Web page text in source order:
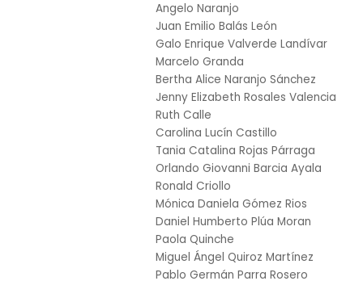
Angelo Naranjo
Juan Emilio Balás León
Galo Enrique Valverde Landívar
Marcelo Granda
Bertha Alice Naranjo Sánchez
Jenny Elizabeth Rosales Valencia
Ruth Calle
Carolina Lucín Castillo
Tania Catalina Rojas Párraga
Orlando Giovanni Barcia Ayala
Ronald Criollo
Mónica Daniela Gómez Rios
Daniel Humberto Plúa Moran
Paola Quinche
Miguel Ángel Quiroz Martínez
Pablo Germán Parra Rosero